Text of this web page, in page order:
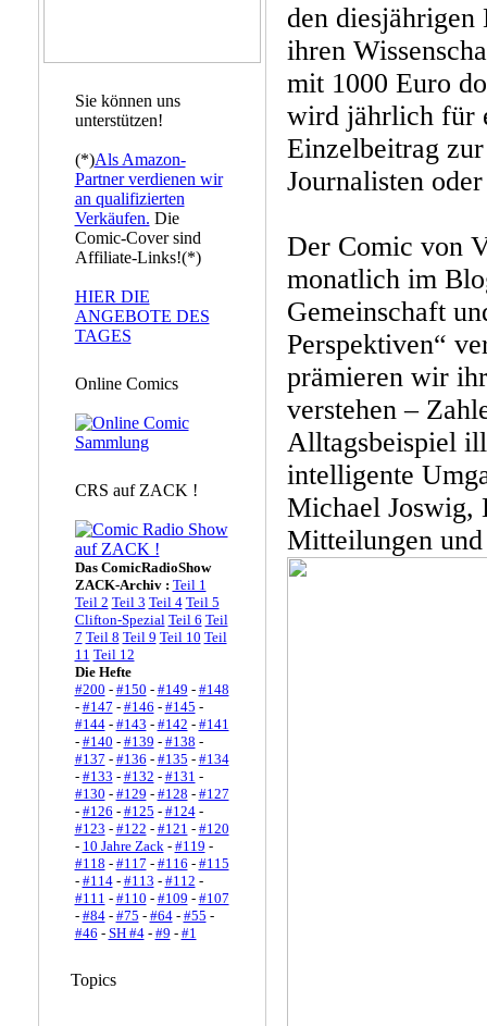
Sie können uns
unterstützen!
(*)Als Amazon-
Partner verdienen wir
an qualifizierten
Verkäufen. Die
Comic-Cover sind
Affiliate-Links!(*)
HIER DIE
ANGEBOTE DES
TAGES
Online Comics
CRS auf ZACK !
Das ComicRadioShow
ZACK-Archiv : Teil 1
Teil 2 Teil 3 Teil 4 Teil 5
Clifton-Spezial Teil 6 Teil
7 Teil 8 Teil 9 Teil 10 Teil
11 Teil 12
Die Hefte
#200 - #150 - #149 - #148
- #147 - #146 - #145 -
#144- #143 - #142 - #141
- #140 - #139 - #138 -
#137 - #136 - #135 - #134
- #133 - #132 - #131 -
#130 - #129 - #128 - #127
- #126 - #125 - #124-
#123 - #122 - #121 - #120
- 10 Jahre Zack- #119 -
#118 - #117 - #116 - #115
- #114- #113 - #112 -
#111 - #110 - #109 - #107
- #84- #75 - #64- #55 -
#46 - SH #4- #9 - #1
Topics
den
ihren
mit 1000 Euro
wird jährlich für
Einzelbeitrag
Journalisten
Der Comic von
monatlich im
Gemeinschaft
Perspektiven“
prämieren wir
verstehen –
Alltagsbeispiel
intelligente
Michael Joswig,
Mitteilungen